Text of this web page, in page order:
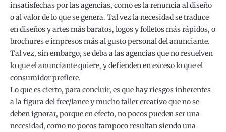
insatisfechas por las agencias, como es la renuncia al diseño
o al valor de lo que se genera. Tal vez la necesidad se traduce
en diseños y artes más baratos, logos y folletos más rápidos, o
brochures e impresos más al gusto personal del anunciante.
Tal vez, sin embargo, se deba a las agencias que no resuelven
lo que el anunciante quiere, y defienden en exceso lo que el
consumidor prefiere.
Lo que es cierto, para concluir, es que hay riesgos inherentes
a la figura del free/lance y mucho taller creativo que no se
deben ignorar, porque en efecto, no pocos pueden ser una
necesidad, como no pocos tampoco resultan siendo una